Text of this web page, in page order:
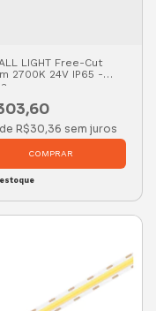
LIGHT Free-Cut
2700K 24V IP65 -
de R$30,36 sem juros